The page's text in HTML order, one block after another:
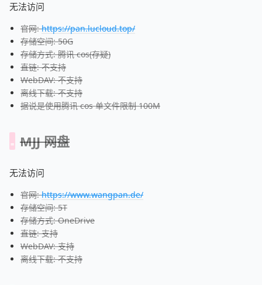
无法访问
官网:https://pan.lucloud.top/
存储空间: 50G
存储方式: 腾讯 cos(存疑)
直链: 不支持
WebDAV: 不支持
离线下载: 不支持
据说是使用腾讯 cos 单文件限制 100M
MJJ 网盘
无法访问
官网:https://www.wangpan.de/
存储空间: 5T
存储方式: OneDrive
直链: 支持
WebDAV: 支持
离线下载: 不支持